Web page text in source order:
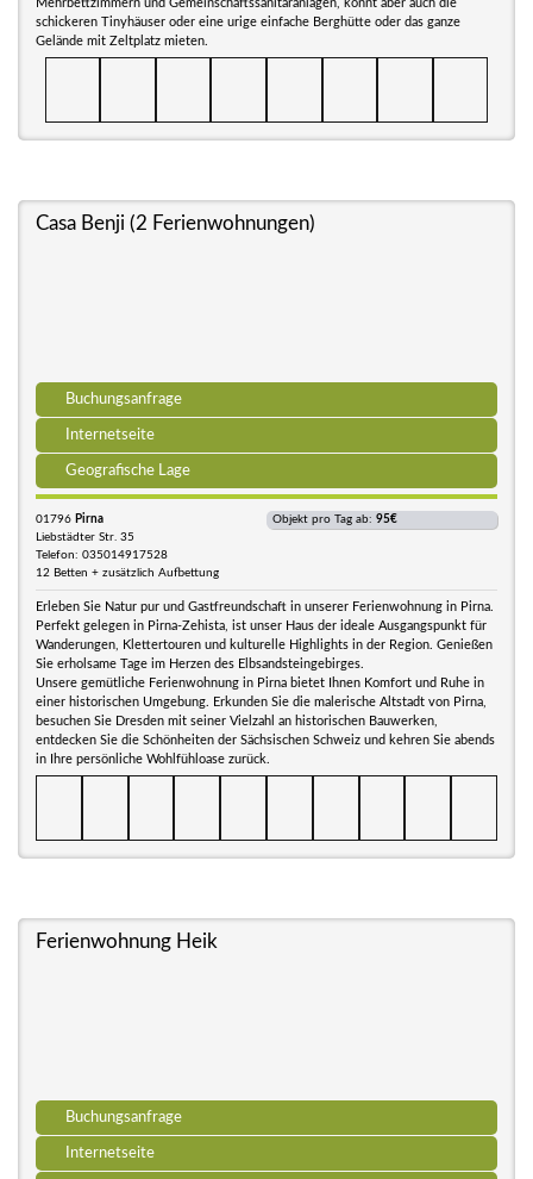
Mehrbettzimmern und Gemeinschaftssanitäranlagen, könnt aber auch die
schickeren Tinyhäuser oder eine urige einfache Berghütte oder das ganze
Gelände mit Zeltplatz mieten.
Casa Benji (2 Ferienwohnungen)
Buchungsanfrage
Internetseite
Geografische Lage
01796 Pirna
Liebstädter Str. 35
Telefon: 035014917528
12 Betten + zusätzlich Aufbettung
Objekt pro Tag ab: 95€
Erleben Sie Natur pur und Gastfreundschaft in unserer Ferienwohnung in Pirna.
Perfekt gelegen in Pirna-Zehista, ist unser Haus der ideale Ausgangspunkt für
Wanderungen, Klettertouren und kulturelle Highlights in der Region. Genießen
Sie erholsame Tage im Herzen des Elbsandsteingebirges.
Unsere gemütliche Ferienwohnung in Pirna bietet Ihnen Komfort und Ruhe in
einer historischen Umgebung. Erkunden Sie die malerische Altstadt von Pirna,
besuchen Sie Dresden mit seiner Vielzahl an historischen Bauwerken,
entdecken Sie die Schönheiten der Sächsischen Schweiz und kehren Sie abends
in Ihre persönliche Wohlfühloase zurück.
Ferienwohnung Heik
Buchungsanfrage
Internetseite